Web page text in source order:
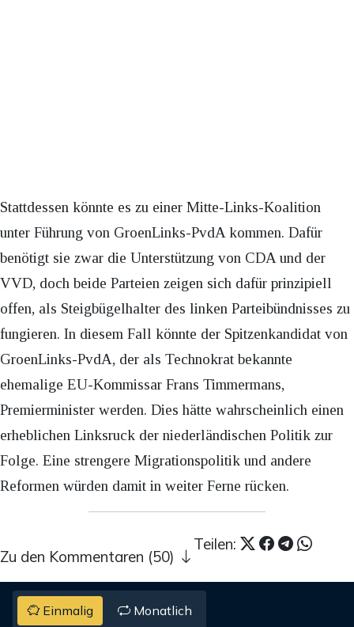
Stattdessen könnte es zu einer Mitte-Links-Koalition
unter Führung von GroenLinks-PvdA kommen. Dafür
benötigt sie zwar die Unterstützung von CDA und der
VVD, doch beide Parteien zeigen sich dafür prinzipiell
offen, als Steigbügelhalter des linken Parteibündnisses zu
fungieren. In diesem Fall könnte der Spitzenkandidat von
GroenLinks-PvdA, der als Technokrat bekannte
ehemalige EU-Kommissar Frans Timmermans,
Premierminister werden. Dies hätte wahrscheinlich einen
erheblichen Linksruck der niederländischen Politik zur
Folge. Eine strengere Migrationspolitik und andere
Reformen würden damit in weiter Ferne rücken.
Teilen:
Zu den Kommentaren (50)
Einmalig Monatlich